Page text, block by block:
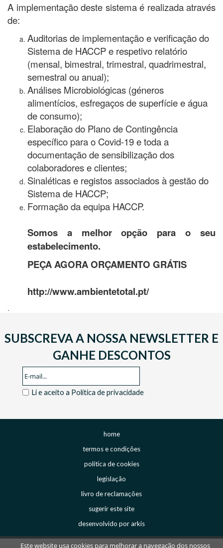
A implementação deste sistema é realizada através
de:
Auditorias de implementação e verificação do
Sistema de HACCP e respetivo relatório
(mensal, bimestral, trimestral, quadrimestral,
semestral ou anual);
Análises Microbiológicas (géneros
alimentícios, esfregaços de superfície e água
de consumo);
Elaboração do Plano de Contingência
específico para o Covid-19 e toda a
documentação de sensibilização dos
colaboradores e clientes;
Sinaléticas e registos associados à gestão do
Sistema de HACCP;
Formação da equipa HACCP.
Somos a melhor opção para o seu
estabelecimento.
PEÇA AGORA ORÇAMENTO GRÁTIS
http://www.ambientetotal.pt/
.
SUBSCREVA A NOSSA NEWSLETTER E
GANHE DESCONTOS
Li e aceito a Política de privacidade
home
termos e condições
política de cookies
legislação
livro de reclamações
sugerir este site
desenvolvido por arkis
Este website usa cookies para melhorar a navegação dos nossos